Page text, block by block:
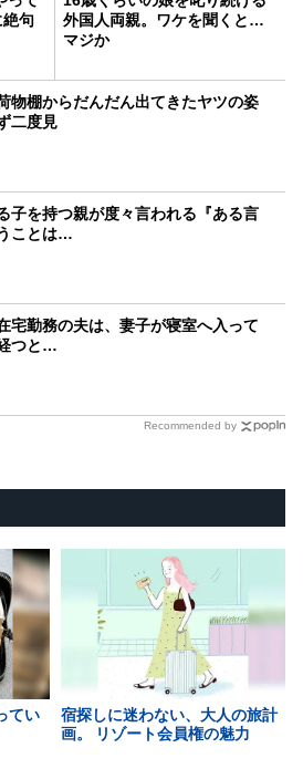
句
外国人両親。ワケを聞くと…
マジか
物棚からだんだん出てきたヤツの姿
二度見
子を持つ親が度々言われる『ある言
ことは…
宅勤務の夫は、妻子が寝室へ入って
つと…
Recommended by
てい
宿探しに迷わない、大人の旅計
画。 リゾート会員権の魅力